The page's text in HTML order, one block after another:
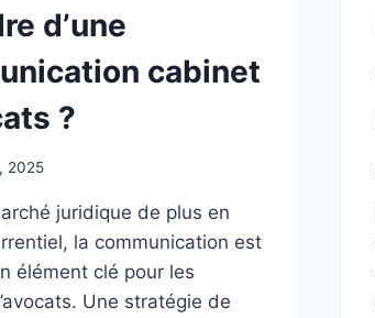
dʼune
cabinet
?
2025
juridique de plus en
la communication est
élément clé pour les
Une stratégie de